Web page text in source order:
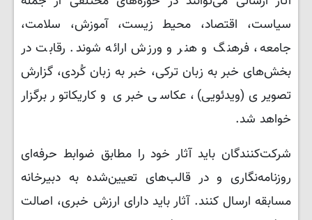
سیاست، اقتصاد، محیط زیست، آموزش، سلامت،
جامعه، فرهنگ و هنر و ورزش ارائه شوند. رقابت در
بخش‌های خبر به زبان ترکی، خبر به زبان کُردی، گزارش
تصویری (ویدئویی)، عکاسی خبری و کاریکاتور برگزار
خواهد شد.
شرکت‌کنندگان باید آثار خود را مطابق ضوابط حرفه‌ای
روزنامه‌نگاری و در قالب‌های تعیین‌شده به دبیرخانه
مسابقه ارسال کنند. آثار باید دارای ارزش خبری، اصالت